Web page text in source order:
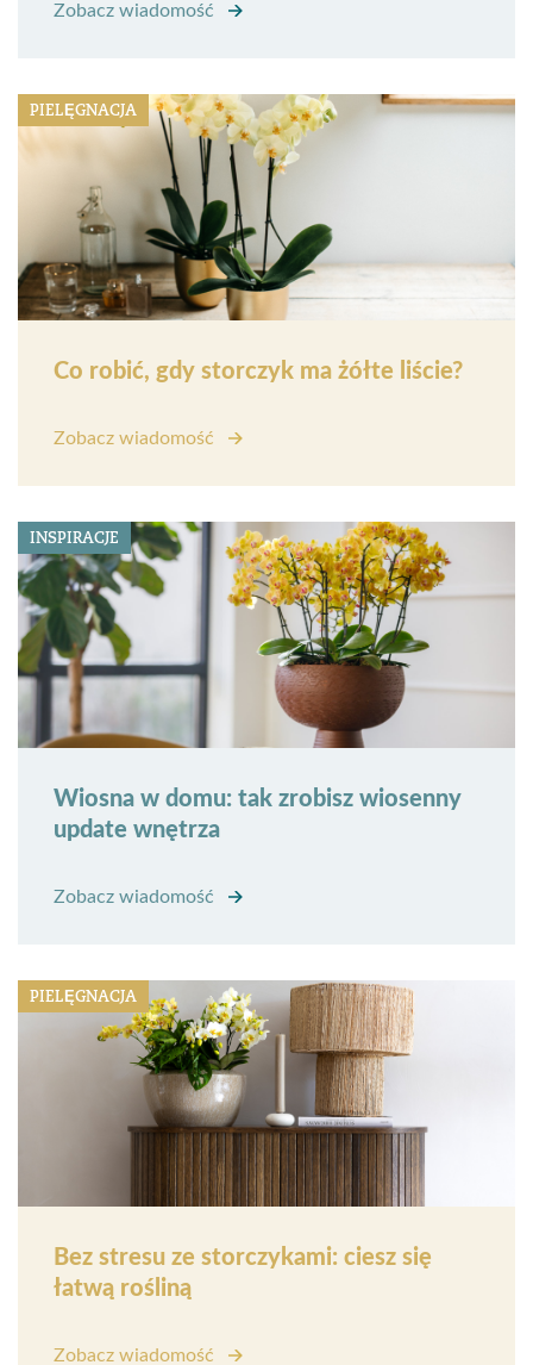
Zobacz wiadomość
PIELĘGNACJA
Co robić, gdy storczyk ma żółte liście?
Zobacz wiadomość
INSPIRACJE
Wiosna w domu: tak zrobisz wiosenny
update wnętrza
Zobacz wiadomość
PIELĘGNACJA
Bez stresu ze storczykami: ciesz się
łatwą rośliną
Zobacz wiadomość